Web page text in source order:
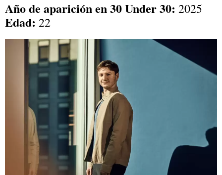
Año de aparición en 30 Under 30: 2025
Edad: 22